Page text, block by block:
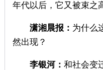
年代以后，它又被束之
潇湘晨报： 为什么
然出现？
李银河： 和社会变